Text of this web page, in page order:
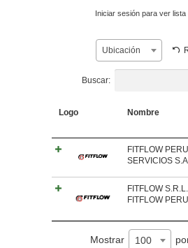
Iniciar sesión para ver lista
Ubicación
Buscar:
Logo Nombre
FITFLOW PERU
SERVICIOS
FITFLOW S.R.L. |
FITFLOW PERU
Mostrar 100